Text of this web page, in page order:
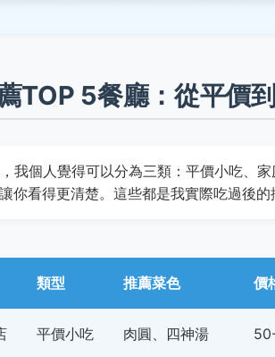
TOP 5餐廳：從平價
我個人覺得可以分為三類：平價小吃、
你看得更清楚。這些都是我實際吃過後的
類型 推薦菜色 價
平價小吃 肉圓、四神湯